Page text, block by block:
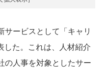
ービスとして「キャリ
した。これは、人材紹介
の人事を対象としたサー